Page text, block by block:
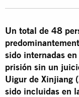
Un total de 48
sido internadas
prisión sin un
Uigur de Xinjiang
sido incluidas en